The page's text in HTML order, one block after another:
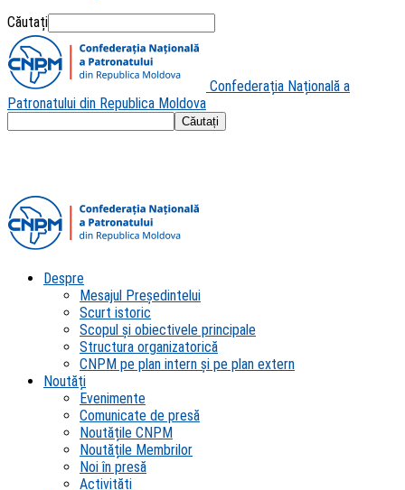
Căutați
Confederația Națională a
Patronatului din Republica Moldova
Despre
Mesajul Președintelui
Scurt istoric
Scopul şi obiectivele principale
Structura organizatorică
CNPM pe plan intern şi pe plan extern
Noutăți
Evenimente
Comunicate de presă
Noutățile CNPM
Noutățile Membrilor
Noi în presă
Activități